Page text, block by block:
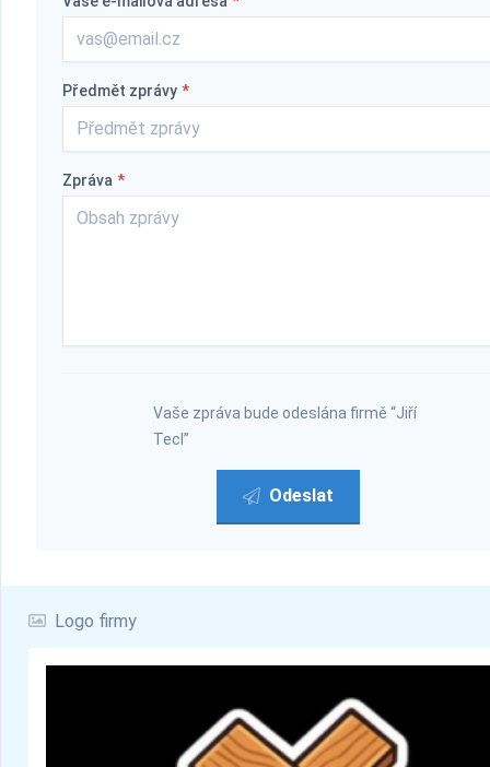
Logo firmy
Předmět zprávy *
Zpráva *
Vaše zpráva bude odeslána firmě “Jiří
Tecl”
Odeslat